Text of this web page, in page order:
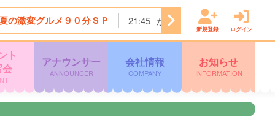
激変グルメ９０分ＳＰ 21:45 かまいたちの瞬間回答！〜
新規登録 ログイン
ト
アナウンサー
ANNOUNCER
会社情報
COMPANY
お知らせ
INFORMATION